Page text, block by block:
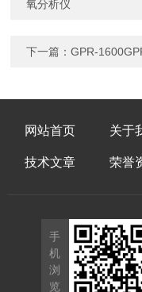
氧分析仪
下一篇：GPR-
网站首页 关于
技术文章 荣誉
手
机
浏
览